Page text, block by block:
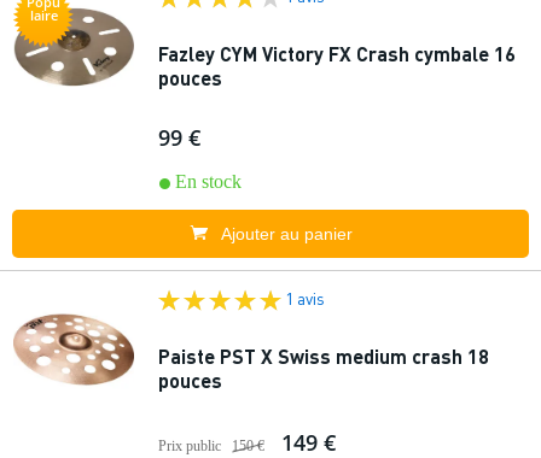
laire
Fazley CYM Victory FX Crash cymbale 16
pouces
99 €
En stock
Ajouter au panier
1 avis
Paiste PST X Swiss medium crash 18
pouces
Prix public 150 € 149 €